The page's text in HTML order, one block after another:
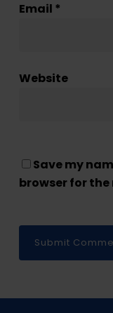
Email *
Website
Save my
browser for